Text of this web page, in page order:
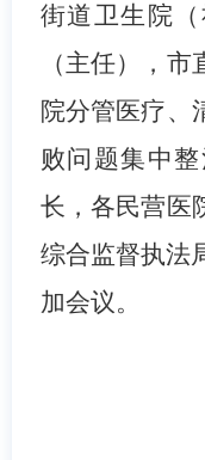
街道卫生院
（主任），
院分管医疗、
败问题集中
长，各民营医
综合监督执法
加会议。